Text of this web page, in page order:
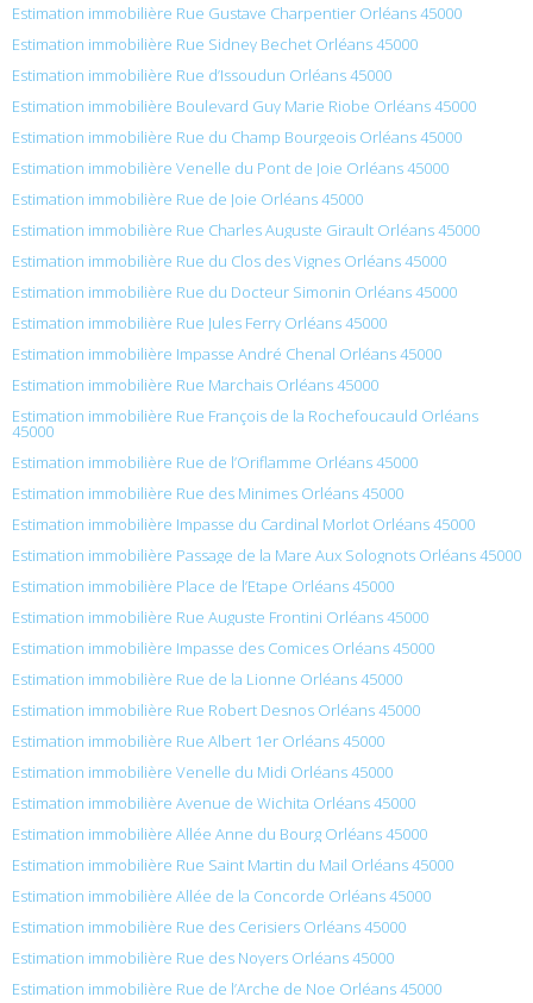
Estimation immobilière Rue Gustave Charpentier Orléans 45000
Estimation immobilière Rue Sidney Bechet Orléans 45000
Estimation immobilière Rue d’Issoudun Orléans 45000
Estimation immobilière Boulevard Guy Marie Riobe Orléans 45000
Estimation immobilière Rue du Champ Bourgeois Orléans 45000
Estimation immobilière Venelle du Pont de Joie Orléans 45000
Estimation immobilière Rue de Joie Orléans 45000
Estimation immobilière Rue Charles Auguste Girault Orléans 45000
Estimation immobilière Rue du Clos des Vignes Orléans 45000
Estimation immobilière Rue du Docteur Simonin Orléans 45000
Estimation immobilière Rue Jules Ferry Orléans 45000
Estimation immobilière Impasse André Chenal Orléans 45000
Estimation immobilière Rue Marchais Orléans 45000
Estimation immobilière Rue François de la Rochefoucauld Orléans
45000
Estimation immobilière Rue de l’Oriflamme Orléans 45000
Estimation immobilière Rue des Minimes Orléans 45000
Estimation immobilière Impasse du Cardinal Morlot Orléans 45000
Estimation immobilière Passage de la Mare Aux Solognots Orléans 45000
Estimation immobilière Place de l’Etape Orléans 45000
Estimation immobilière Rue Auguste Frontini Orléans 45000
Estimation immobilière Impasse des Comices Orléans 45000
Estimation immobilière Rue de la Lionne Orléans 45000
Estimation immobilière Rue Robert Desnos Orléans 45000
Estimation immobilière Rue Albert 1er Orléans 45000
Estimation immobilière Venelle du Midi Orléans 45000
Estimation immobilière Avenue de Wichita Orléans 45000
Estimation immobilière Allée Anne du Bourg Orléans 45000
Estimation immobilière Rue Saint Martin du Mail Orléans 45000
Estimation immobilière Allée de la Concorde Orléans 45000
Estimation immobilière Rue des Cerisiers Orléans 45000
Estimation immobilière Rue des Noyers Orléans 45000
Estimation immobilière Rue de l’Arche de Noe Orléans 45000